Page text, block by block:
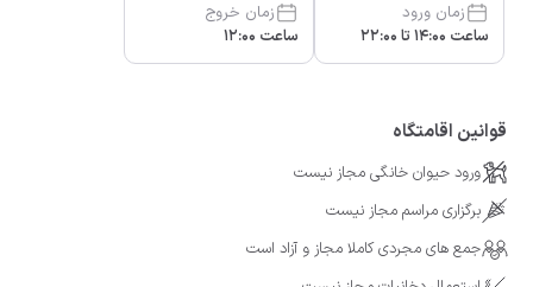
زمان ورود
ساعت 14:00 تا 22:00
زمان خروج
ساعت 12:00
قوانین اقامتگاه
ورود حیوان خانگی مجاز نیست
برگزاری مراسم مجاز نیست
جمع های مجردی کاملا مجاز و آزاد است